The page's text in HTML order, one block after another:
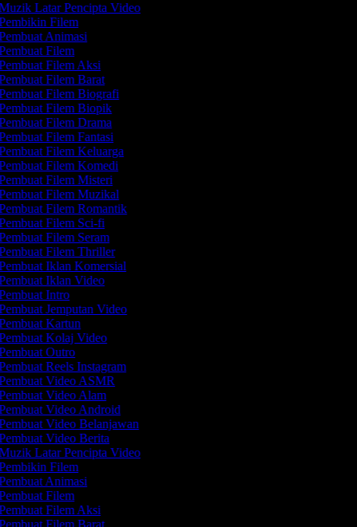
Latar Pencipta Video
Filem
Animasi
Filem
Filem Aksi
Filem Barat
Filem Biografi
Filem Biopik
Filem Drama
Filem Fantasi
Filem Keluarga
Filem Komedi
Filem Misteri
Filem Muzikal
Filem Romantik
Filem Sci-fi
Filem Seram
Filem Thriller
Iklan Komersial
Iklan Video
Intro
Jemputan Video
Kartun
Kolaj Video
Outro
Reels Instagram
Video ASMR
Video Alam
Video Android
Video Belanjawan
Video Berita
Latar Pencipta Video
Filem
Animasi
Filem
Filem Aksi